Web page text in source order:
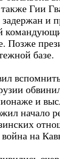
Гии
и
Позже
базе.
и
начало
на